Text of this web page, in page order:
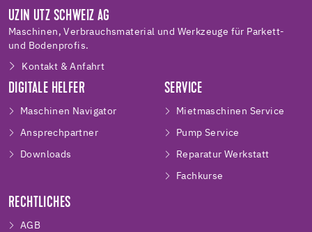
UZIN UTZ SCHWEIZ AG
Maschinen, Verbrauchsmaterial und Werkzeuge für Parkett-
und Bodenprofis.
Kontakt & Anfahrt
DIGITALE HELFER
Maschinen Navigator
Ansprechpartner
Downloads
SERVICE
Mietmaschinen Service
Pump Service
Reparatur Werkstatt
Fachkurse
RECHTLICHES
AGB